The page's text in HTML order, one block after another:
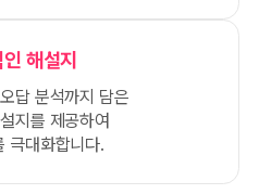
해설지
답 분석까지 담은
지를 제공하여
극대화합니다.